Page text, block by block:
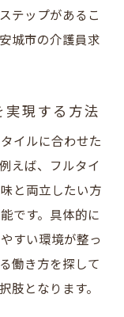
テップがあるこ
城市の介護員求
現する方法
イルに合わせた
えば、フルタイ
と両立したい方
です。具体的に
すい環境が整っ
働き方を探して
肢となります。